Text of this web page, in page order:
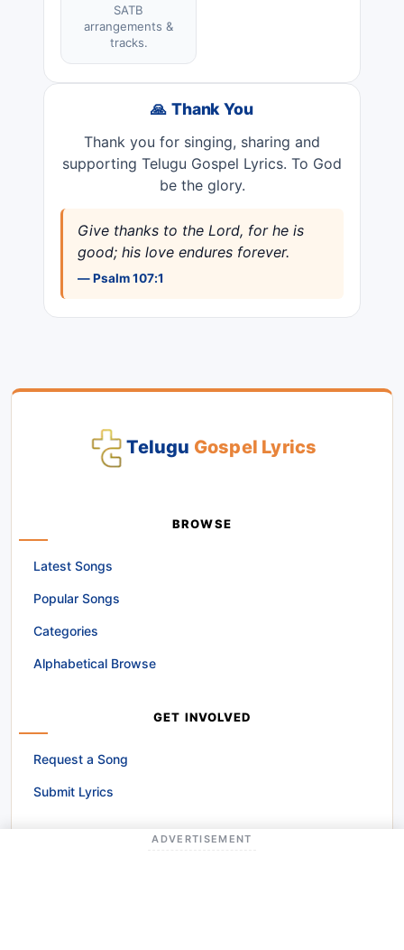
SATB
arrangements &
tracks.
🙏 Thank You
Thank you for singing, sharing and
supporting Telugu Gospel Lyrics. To God
be the glory.
Give thanks to the Lord, for he is
good; his love endures forever.
— Psalm 107:1
Telugu Gospel Lyrics
BROWSE
Latest Songs
Popular Songs
Categories
Alphabetical Browse
GET INVOLVED
Request a Song
Submit Lyrics
QUICK LINKS
ADVERTISEMENT